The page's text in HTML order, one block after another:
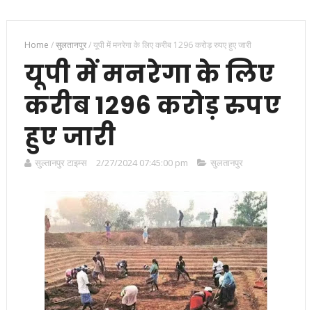
Home /सुलतानपुर/यूपी में मनरेगा के लिए करीब 1296 करोड़ रुपए हुए जारी
यूपी में मनरेगा के लिए
करीब 1296 करोड़ रुपए
हुए जारी
सुल्तानपुर टाइम्स 2/27/2024 07:45:00 pm सुलतानपुर